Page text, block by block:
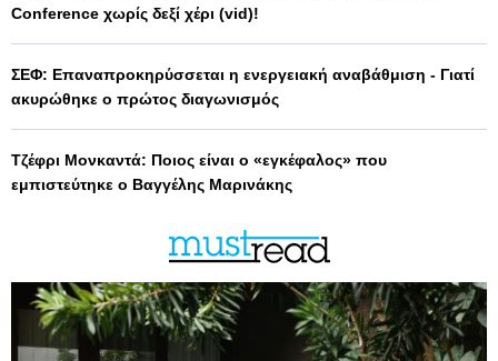
Conference χωρίς δεξί χέρι (vid)!
ΣΕΦ: Επαναπροκηρύσσεται η ενεργειακή αναβάθμιση - Γιατί
ακυρώθηκε ο πρώτος διαγωνισμός
Τζέφρι Μονκαντά: Ποιος είναι ο «εγκέφαλος» που
εμπιστεύτηκε ο Βαγγέλης Μαρινάκης